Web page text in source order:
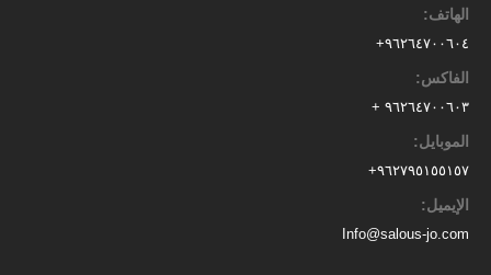
الهاتف:
٩٦٢٦٤٧٠٠٦٠٤+
الفاكس:
٩٦٢٦٤٧٠٠٦٠٣ +
الموبايل:
٩٦٢٧٩٥١٥٥١٥٧+
الإيميل:
Info@salous-jo.com